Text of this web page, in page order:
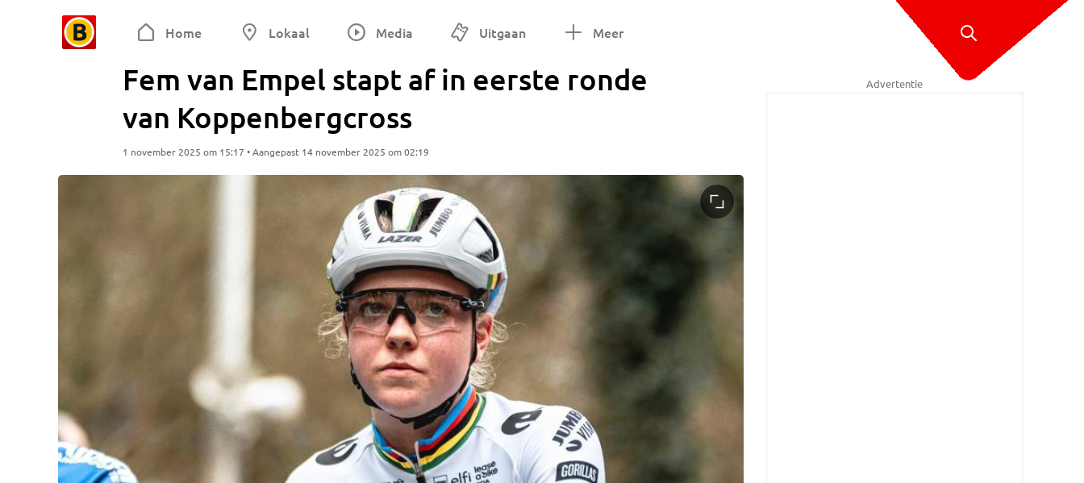
Home Lokaal Media Uitgaan Meer
Fem van Empel stapt af in eerste ronde
van Koppenbergcross
1 november 2025 om 15:17 • Aangepast 14 november 2025 om 02:19
Advertentie